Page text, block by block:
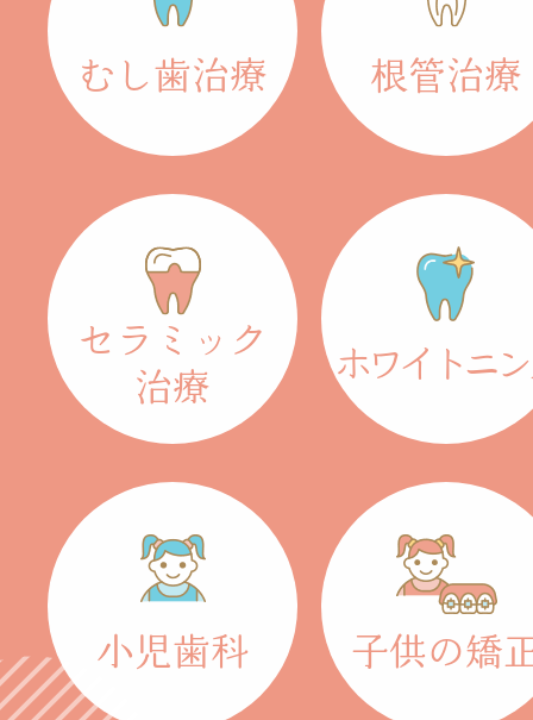
むし歯治療 根管治療
セラミック
治療
ホワイトニ
小児歯科 子供の矯